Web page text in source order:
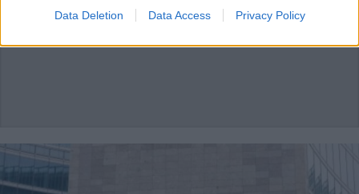
Data Deletion Data Access Privacy Policy